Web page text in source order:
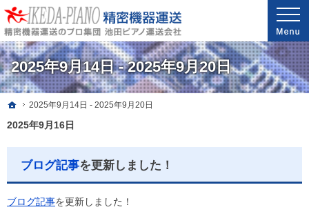
2025年9月14日 - 2025年9月20日
安心と信頼の実績。精密機器・医療機器の運送・配送なら当社へ。
精密機器・医療機器の運送・配送なら世界最高レベルの配送技能を誇る池田ピアノ運送
ホーム
2025年9月14日 - 2025年9月20日
2025年9月16日
ブログ記事を更新しました！
ブログ記事を更新しました！